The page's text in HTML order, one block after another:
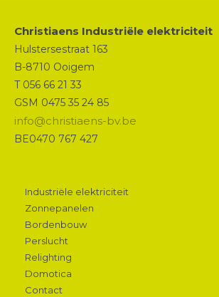
Christiaens Industriële elektriciteit
Hulstersestraat 163
B-8710 Ooigem
T 056 66 21 33
GSM 0475 35 24 85
info@christiaens-bv.be
BE0470 767 427
Industriële elektriciteit
Zonnepanelen
Bordenbouw
Perslucht
Relighting
Domotica
Contact